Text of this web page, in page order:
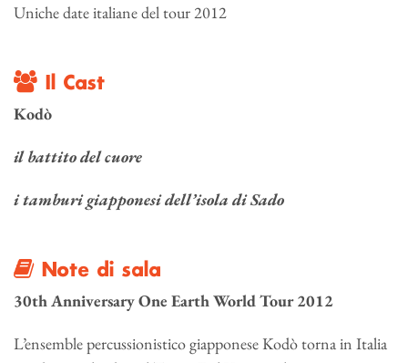
Uniche date italiane del tour 2012
Il Cast
Kodò
il battito del cuore
i tamburi giapponesi dell’isola di Sado
Note di sala
30thAnniversaryOne Earth World Tour 2012
L’ensemble percussionistico giapponese Kodò torna in Italia